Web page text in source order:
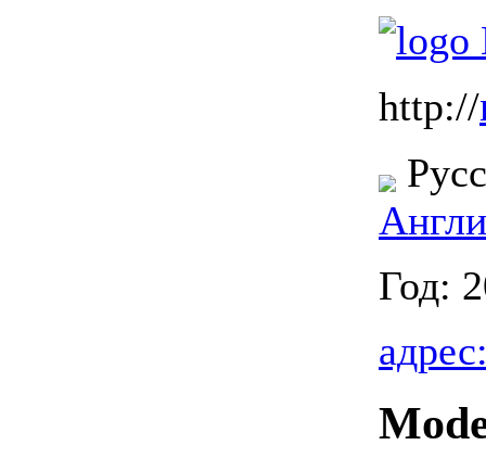
http://
Год: